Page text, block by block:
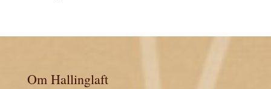
Om Hallinglaft